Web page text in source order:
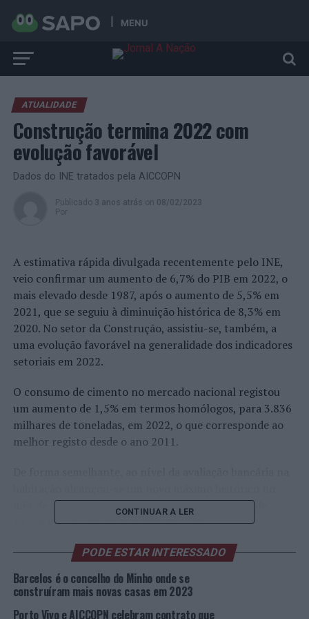
MENU
ATUALIDADE
Construção termina 2022 com
evolução favorável
Dados do INE tratados pela AICCOPN
Publicado 3 anos atrás on 08/02/2023
Por
A estimativa rápida divulgada recentemente pelo INE,
veio confirmar um aumento de 6,7% do PIB em 2022, o
mais elevado desde 1987, após o aumento de 5,5% em
2021, que se seguiu à diminuição histórica de 8,3% em
2020. No setor da Construção, assistiu-se, também, a
uma evolução favorável na generalidade dos indicadores
setoriais em 2022.
O consumo de cimento no mercado nacional registou
um aumento de 1,5% em termos homólogos, para 3.836
milhares de toneladas, em 2022, o que corresponde ao
melhor registo desde o ano 2011.
mês de dezembro de 2022, com uma valorização de
13,5% face a igual mês do ano anterior.
No que concerne ao licenciamento pelas Câmaras
futura no segmento de construção de edifícios, e de
CONTINUAR A LER
PODE ESTAR INTERESSADO
Barcelos é o concelho do Minho onde se
construíram mais novas casas em 2023
Porto Vivo e AICCOPN celebram contrato que